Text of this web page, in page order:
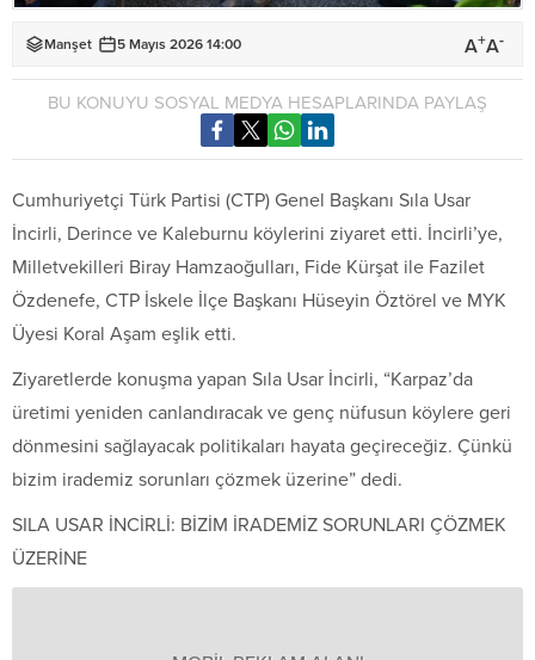
Manşet 5 Mayıs 2026 14:00 A+A-
BU KONUYU SOSYAL MEDYA HESAPLARINDA PAYLAŞ
Cumhuriyetçi Türk Partisi (CTP) Genel Başkanı Sıla Usar
İncirli, Derince ve Kaleburnu köylerini ziyaret etti. İncirli’ye,
Milletvekilleri Biray Hamzaoğulları, Fide Kürşat ile Fazilet
Özdenefe, CTP İskele İlçe Başkanı Hüseyin Öztörel ve MYK
Üyesi Koral Aşam eşlik etti.
Ziyaretlerde konuşma yapan Sıla Usar İncirli, “Karpaz’da
üretimi yeniden canlandıracak ve genç nüfusun köylere geri
dönmesini sağlayacak politikaları hayata geçireceğiz. Çünkü
bizim irademiz sorunları çözmek üzerine” dedi.
SILA USAR İNCİRLİ: BİZİM İRADEMİZ SORUNLARI ÇÖZMEK
ÜZERİNE